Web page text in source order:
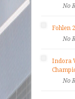
No
Fohlen
No
Indora
No